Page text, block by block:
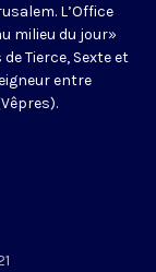
L’Office
milieu du jour»
Tierce, Sexte et
entre